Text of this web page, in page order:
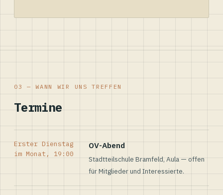
03 — WANN WIR UNS TREFFEN
Termine
Erster Dienstag
im Monat, 19:00
OV-Abend
Stadtteilschule Bramfeld, Aula — offen
für Mitglieder und Interessierte.